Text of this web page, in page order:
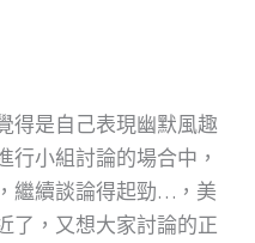
得是自己表現幽默風趣
行小組討論的場合中，
繼續談論得起勁…，美
了，又想大家討論的正